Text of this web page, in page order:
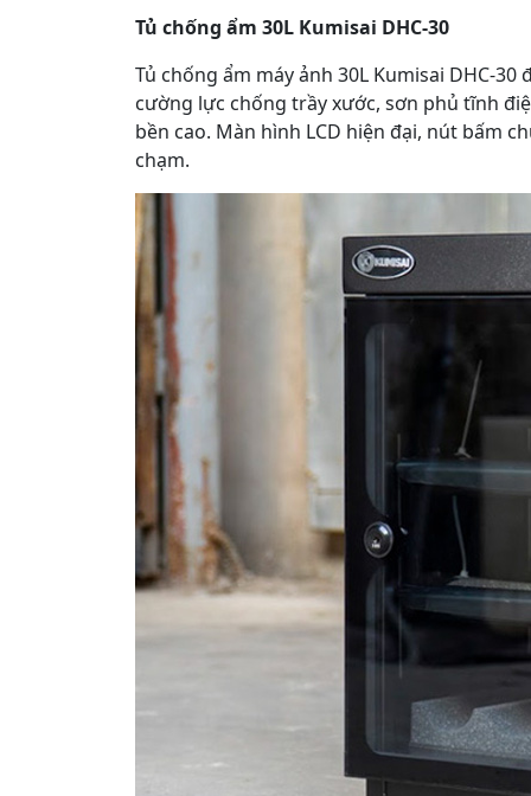
Tủ chống ẩm 30L Kumisai DHC-30
Tủ chống ẩm máy ảnh 30L Kumisai DHC-
cường lực chống trầy xước, sơn phủ tĩnh
bền cao. Màn hình LCD hiện đại, nút bấm
chạm.